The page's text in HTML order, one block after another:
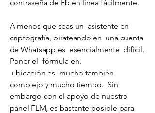
contraseña de Fb en línea fácilmente.
A menos que seas un  asistente en
criptografía, pirateando en  una cuenta
de Whatsapp es  esencialmente  difícil.
Poner el  fórmula en.
complejo y mucho tiempo.  Sin
embargo con el apoyo de nuestro
panel FLM, es bastante posible para